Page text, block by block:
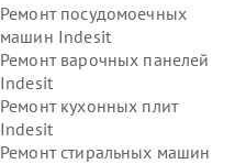
Ремонт посудомоечных
машин Indesit
Ремонт варочных панелей
Indesit
Ремонт кухонных плит
Indesit
Ремонт стиральных машин